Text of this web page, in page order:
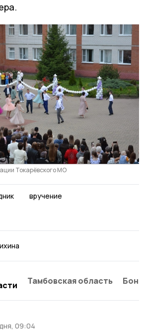
Токарёвского МО
вручение
Тамбовская область
09:04